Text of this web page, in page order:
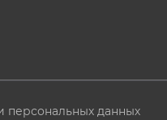
персональных данных